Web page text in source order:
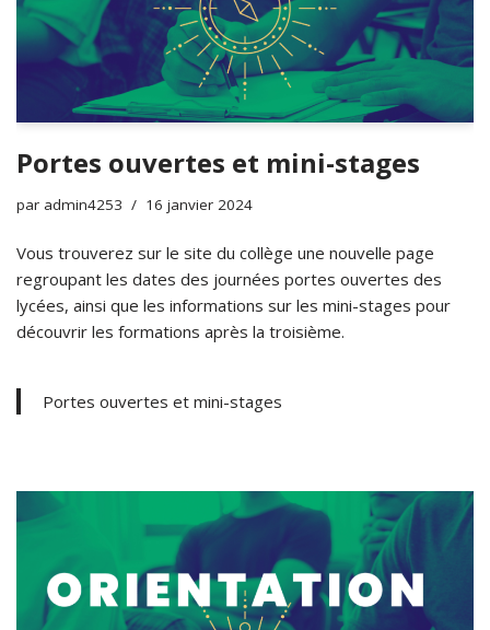
Portes ouvertes et mini-stages
par admin4253 16 janvier 2024
Vous trouverez sur le site du collège une nouvelle page
regroupant les dates des journées portes ouvertes des
lycées, ainsi que les informations sur les mini-stages pour
découvrir les formations après la troisième.
Portes ouvertes et mini-stages